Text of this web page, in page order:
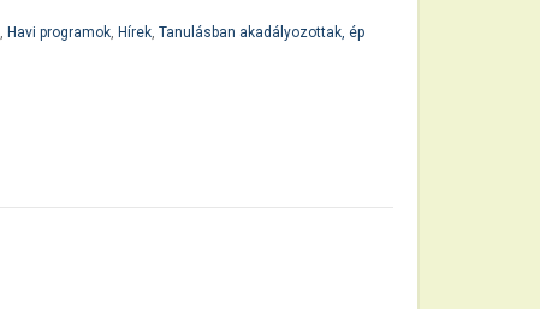
, Havi programok, Hírek, Tanulásban akadályozottak, ép